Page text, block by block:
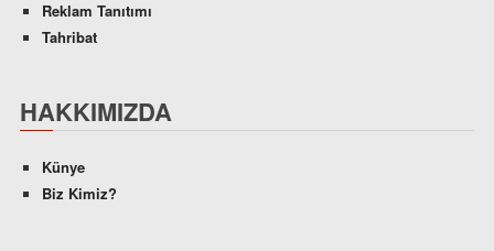
Reklam Tanıtımı
Tahribat
HAKKIMIZDA
Künye
Biz Kimiz?